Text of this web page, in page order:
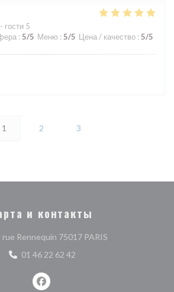
гости 5
: 5/5 Меню : 5/5 Цена / качество : 5/5
1 2 3
и контакты
rue Rennequin 75017 PARIS((открывается в
01 46 22 62 42
Facebook ((открывается в